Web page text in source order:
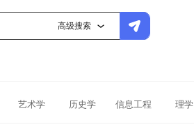
高级搜索
艺术学 历史学 信息工程 理学